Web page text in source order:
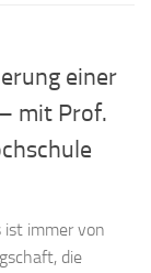
einer
mit Prof.
ist immer von
die